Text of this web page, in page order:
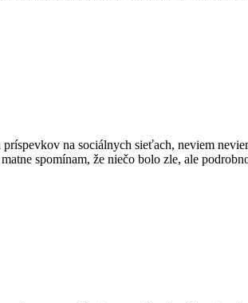
na sociálnych sieťach, neviem
spomínam, že niečo bolo zle, ale